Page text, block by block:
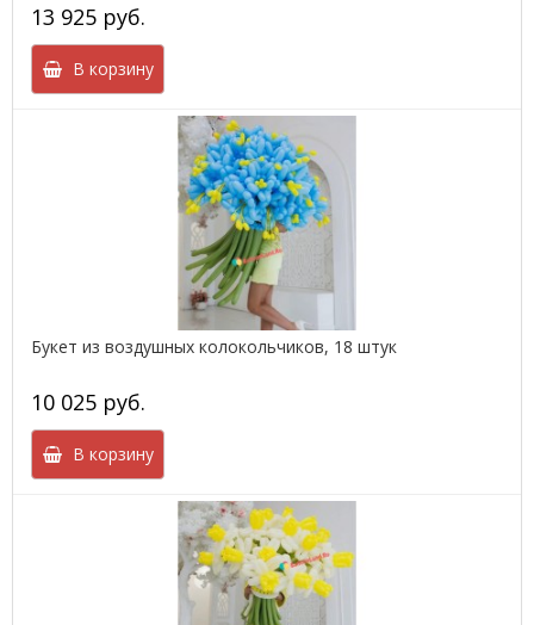
13 925 руб.
В корзину
Букет из воздушных колокольчиков, 18 штук
10 025 руб.
В корзину